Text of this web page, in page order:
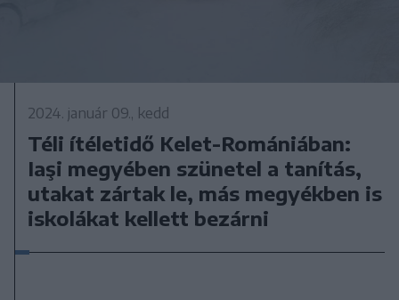
2024. január 09., kedd
Téli ítéletidő Kelet-Romániában:
Iaşi megyében szünetel a tanítás,
utakat zártak le, más megyékben is
iskolákat kellett bezárni